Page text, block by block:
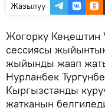
Жазылуу
Жогорку
сессиясы
жыйынды жаап
Нурланбек
Кыргызстанды
жатканын